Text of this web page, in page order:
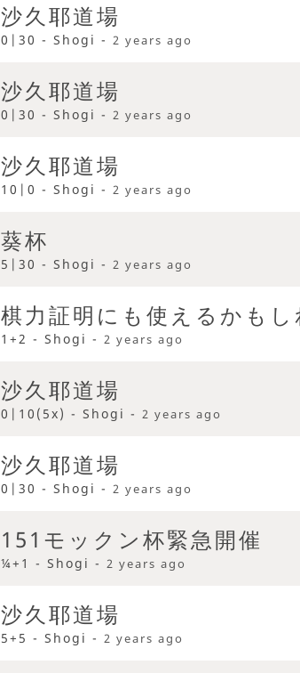
沙久耶道場
0|30 - Shogi - 2 years ago
沙久耶道場
0|30 - Shogi - 2 years ago
沙久耶道場
10|0 - Shogi - 2 years ago
葵杯
5|30 - Shogi - 2 years ago
棋力証明にも使えるかも
1+2 - Shogi - 2 years ago
沙久耶道場
0|10(5x) - Shogi - 2 years ago
沙久耶道場
0|30 - Shogi - 2 years ago
151モックン杯緊急開催
¼+1 - Shogi - 2 years ago
沙久耶道場
5+5 - Shogi - 2 years ago